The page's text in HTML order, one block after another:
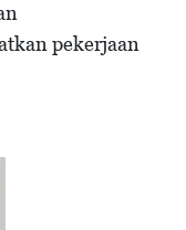
pekerjaan